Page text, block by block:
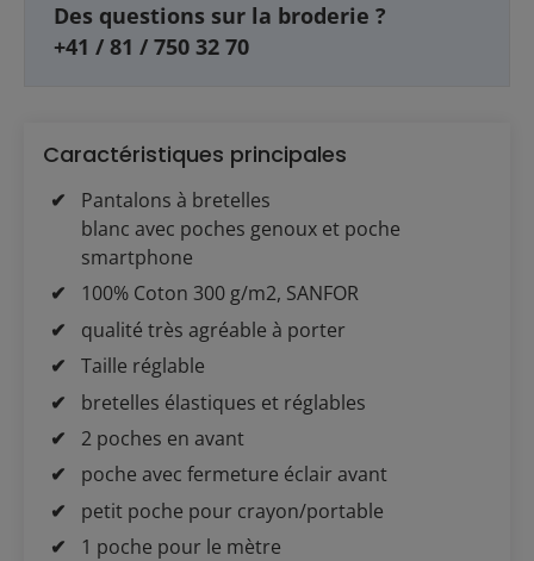
Des questions sur la broderie ?
+41 / 81 / 750 32 70
Caractéristiques principales
Pantalons à bretelles
blanc avec poches genoux et poche
smartphone
100% Coton 300 g/m2, SANFOR
qualité très agréable à porter
Taille réglable
bretelles élastiques et réglables
2 poches en avant
poche avec fermeture éclair avant
petit poche pour crayon/portable
1 poche pour le mètre